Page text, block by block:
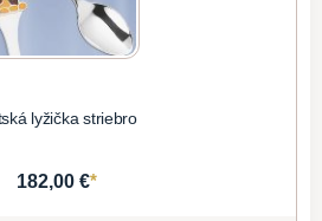
lyžička striebro
182,00 €*